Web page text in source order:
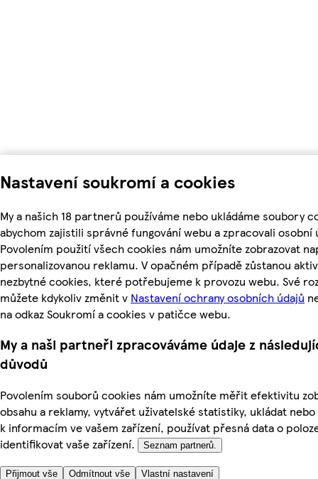
Nastavení soukromí a cookies
My a našich 18 partnerů používáme nebo ukládáme soubory
abychom zajistili správné fungování webu a zpracovali osobní
Povolením použití všech cookies nám umožníte zobrazovat
personalizovanou reklamu. V opačném případě zůstanou
nezbytné cookies, které potřebujeme k provozu webu. Své
můžete kdykoliv změnit v Nastavení ochrany osobních údajů
na odkaz Soukromí a cookies v patičce webu.
My a naši partneři zpracováváme údaje z
důvodů
Povolením souborů cookies nám umožníte měřit efektivitu
obsahu a reklamy, vytvářet uživatelské statistiky, ukládat
k informacím ve vašem zařízení, používat přesná data o
identifikovat vaše zařízení.
Seznam partnerů.
Přijmout vše Odmítnout vše Vlastní nastavení